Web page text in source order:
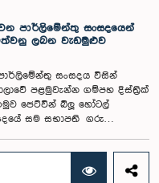
මන්ත්‍රීවරුන් වන රවී
ෂන්මුගම් කුගදාසන් යන
පාර්ලිමේන්තු සංසදයෙන්
ලබන වැඩමුළුව
සංසදය විසින්
පළමුවැන්න ගම්පහ දිස්ත්‍රික්
ජෙට්වින් බ්ලූ හෝටල්
සම සභාපති ගරු
තවදුරටත් ප්‍රවර්ධනය කිරීමේ